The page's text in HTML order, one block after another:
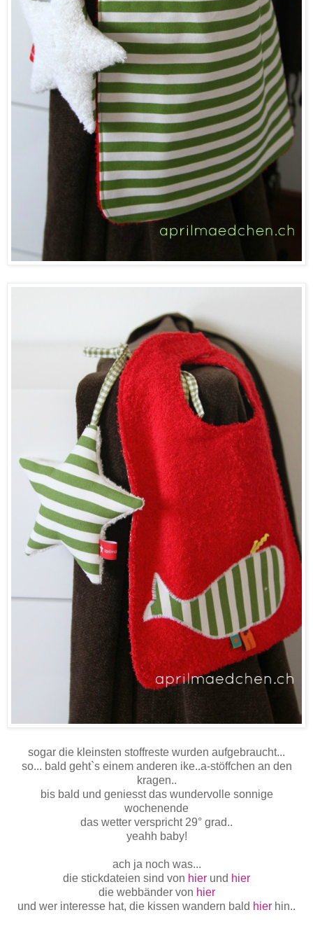
sogar die kleinsten stoffreste wurden aufgebraucht...
so... bald geht`s einem anderen ike..a-stöffchen an den
kragen..
bis bald und geniesst das wundervolle sonnige
wochenende
das wetter verspricht 29° grad..
yeahh baby!
ach ja noch was...
die stickdateien sind von hier und hier
die webbänder von hier
und wer interesse hat, die kissen wandern bald hier hin..